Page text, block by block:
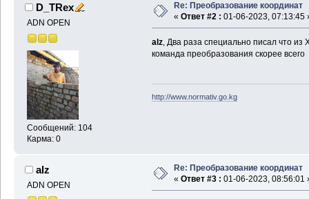
D_TRex
ADN OPEN
Сообщений: 104
Карма: 0
Re: Преобразование координат
« Ответ #2 : 01-06-2023, 07:13:45
alz, Два раза специально писал что из
команда преобразования скорее всего
http://www.normativ.go.kg
alz
ADN OPEN
Re: Преобразование координат
« Ответ #3 : 01-06-2023, 08:56:01